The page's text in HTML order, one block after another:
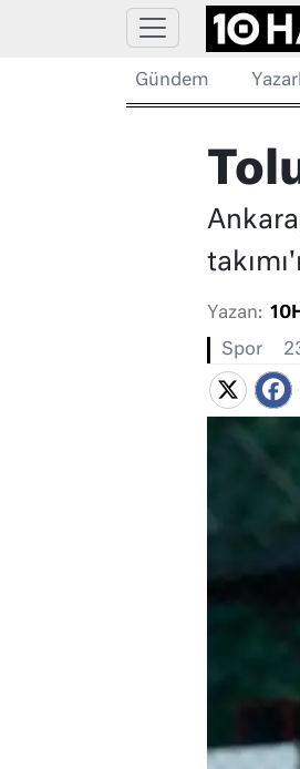
Gündem
Yazan:
Spor